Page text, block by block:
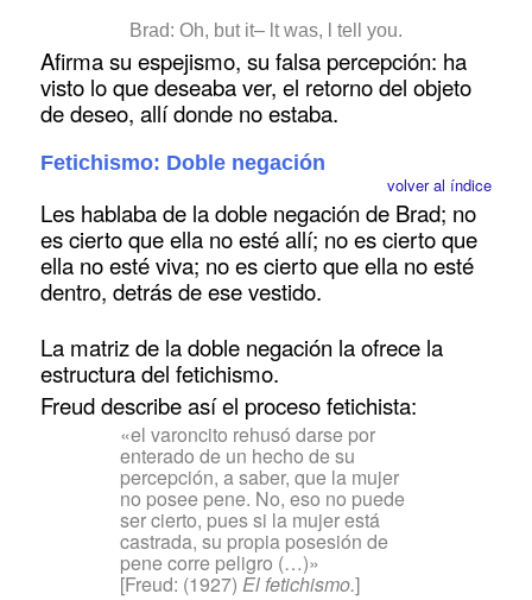
Brad: Oh, but it– lt was, l tell you.
Afirma su espejismo, su falsa percepción: ha
visto lo que deseaba ver, el retorno del objeto
de deseo, allí donde no estaba.
Fetichismo: Doble negación
volver al índice
Les hablaba de la doble negación de Brad; no
es cierto que ella no esté allí; no es cierto que
ella no esté viva; no es cierto que ella no esté
dentro, detrás de ese vestido.
La matriz de la doble negación la ofrece la
estructura del fetichismo.
Freud describe así el proceso fetichista:
«el varoncito rehusó darse por
enterado de un hecho de su
percepción, a saber, que la mujer
no posee pene. No, eso no puede
ser cierto, pues si la mujer está
castrada, su propia posesión de
pene corre peligro (…)»
[Freud: (1927) El fetichismo.]